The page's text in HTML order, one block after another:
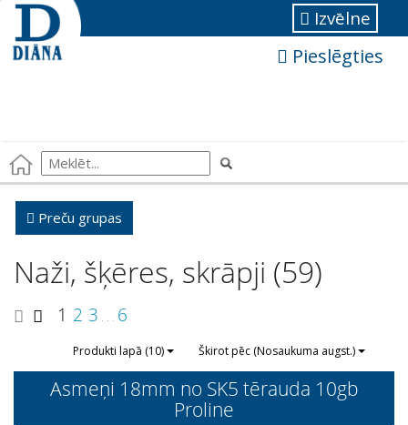
Izvēlne
Pieslēgties
Preču grupas
Naži, šķēres, skrāpji (59)
1 2 3 . . . 6
Produkti lapā (10) Škirot pēc (Nosaukuma augst.)
Asmeņi 18mm no SK5 tērauda 10gb
Proline